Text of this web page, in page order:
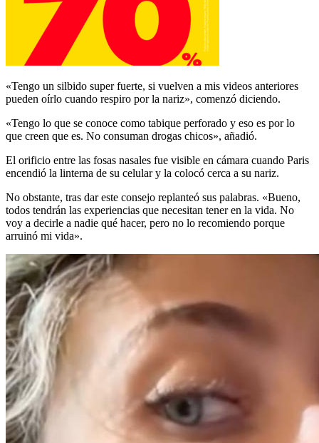
«Tengo un silbido super fuerte, si vuelven a mis videos anteriores
pueden oírlo cuando respiro por la nariz», comenzó diciendo.
«Tengo lo que se conoce como tabique perforado y eso es por lo
que creen que es. No consuman drogas chicos», añadió.
El orificio entre las fosas nasales fue visible en cámara cuando Paris
encendió la linterna de su celular y la colocó cerca a su nariz.
No obstante, tras dar este consejo replanteó sus palabras. «Bueno,
todos tendrán las experiencias que necesitan tener en la vida. No
voy a decirle a nadie qué hacer, pero no lo recomiendo porque
arruinó mi vida».